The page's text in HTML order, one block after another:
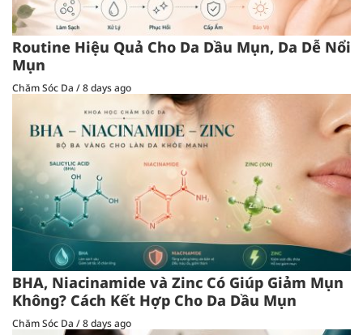
Routine Hiệu Quả Cho Da Dầu Mụn, Da Dễ Nổi
Mụn
Chăm Sóc Da /8 days ago
BHA, Niacinamide và Zinc Có Giúp Giảm Mụn
Không? Cách Kết Hợp Cho Da Dầu Mụn
Chăm Sóc Da /8 days ago